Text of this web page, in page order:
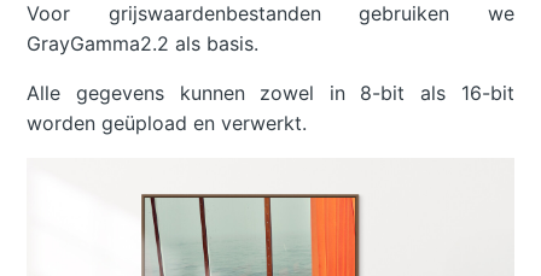
Voor grijswaardenbestanden gebruiken we
GrayGamma2.2 als basis.
Alle gegevens kunnen zowel in 8-bit als 16-bit
worden geüpload en verwerkt.